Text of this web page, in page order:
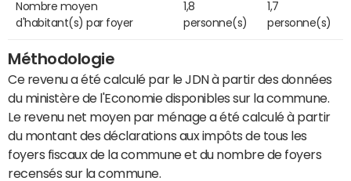
Nombre moyen
d'habitant(s) par foyer
1,8
personne(s)
1,7
personne(s)
Méthodologie
Ce revenu a été calculé par le JDN à partir des données
du ministère de l'Economie disponibles sur la commune.
Le revenu net moyen par ménage a été calculé à partir
du montant des déclarations aux impôts de tous les
foyers fiscaux de la commune et du nombre de foyers
recensés sur la commune.